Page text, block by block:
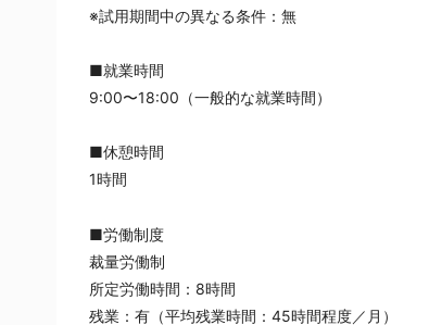
※試用期間中の異なる条件：無
■就業時間
9:00〜18:00（一般的な就業時間）
■休憩時間
1時間
■労働制度
裁量労働制
所定労働時間：8時間
残業：有（平均残業時間：45時間程度／月）